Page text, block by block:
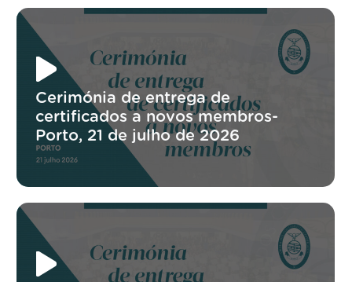
Cerimónia de entrega de
certificados a novos membros-
Porto, 21 de julho de 2026